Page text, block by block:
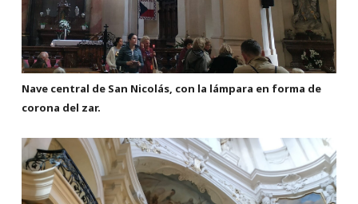
Nave central de San Nicolás, con la lámpara en forma de
corona del zar.